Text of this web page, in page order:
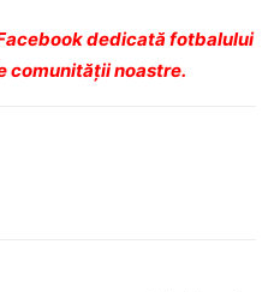
dedicată fotbalului
comunității noastre.